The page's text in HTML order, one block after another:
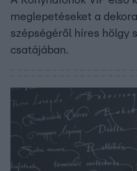
meglepetéseket a
szépségéről híres hölgy
csatájában.